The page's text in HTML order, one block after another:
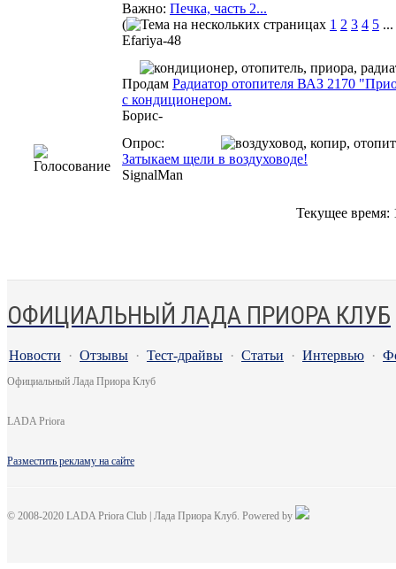
Важно: Печка, часть 2...
(
1 2 3 4 5 ...
Efariya-48
Продам Радиатор отопителя ВАЗ 2170
с кондиционером.
Борис-
Опрос:
Затыкаем щели в воздуховоде!
SignalMan
Текущее время:
ОФИЦИАЛЬНЫЙ ЛАДА ПРИОРА КЛУБ
Новости · Отзывы · Тест-драйвы · Статьи · Интервью ·
Официальный Лада Приора Клуб
LADA Priora
Разместить рекламу на сайте
© 2008-2020 LADA Priora Club | Лада Приора Клуб. Powered by